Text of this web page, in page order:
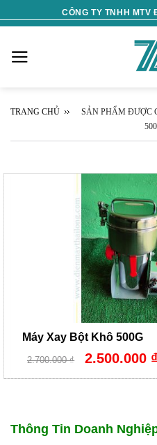
to
CÔNG TY TNHH MTV
TRANG CHỦ
SẢN PHẨM ĐƯỢC
Máy Xay Bột Khô 500G
2.700.000₫
Giá
gốc
2.700.000 ₫.
2.500.000 ₫
Thông Tin Doanh